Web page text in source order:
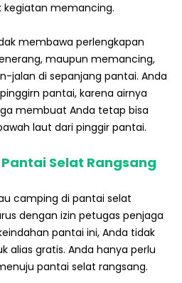
memancing.
membawa perlengkapan
maupun memancing,
jalan di sepanjang pantai. Anda
pantai, karena airnya
membuat Anda tetap bisa
laut dari pinggir pantai.
Selat Rangsang
camping di pantai selat
dengan izin petugas penjaga
pantai ini, Anda tidak
alias gratis. Anda hanya perlu
pantai selat rangsang.